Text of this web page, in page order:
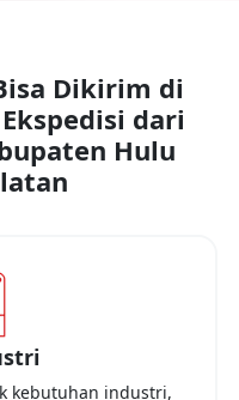
Dikirim di
dari
Hulu
kebutuhan industri,